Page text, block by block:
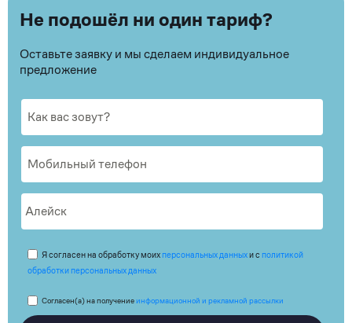
Не подошёл ни один тариф?
Оставьте заявку и мы сделаем индивидуальное
предложение
Я согласен на обработку моих персональных данныхи с политикой
обработки персональных данных
Согласен(а) на получениеинформационной и рекламной рассылки